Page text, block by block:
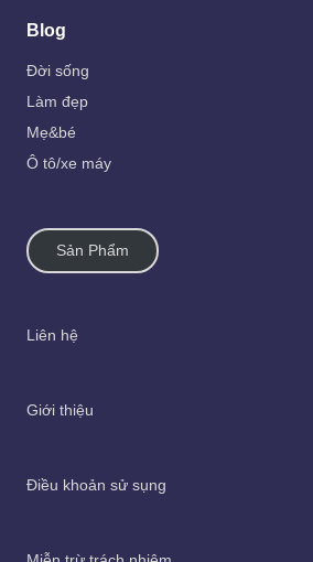
Blog
Đời sống
Làm đẹp
Mẹ&bé
Ô tô/xe máy
Sản Phẩm
Liên hệ
Giới thiệu
Điều khoản sử sụng